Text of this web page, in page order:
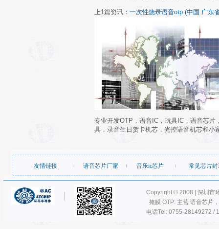
上1篇资讯： 一次性烧录语音otp (中国 广东
专业开发OTP，语音IC，玩具IC，语音芯
具，录音生日贺卡机芯，光控语音机芯和小
友情链接 语音芯片厂家 音乐ic芯片 常见芯片
Copyright © 2008 | 深圳市
掩膜 OTP: 主营 语音芯片
电话Tel: 0755-28149272 /